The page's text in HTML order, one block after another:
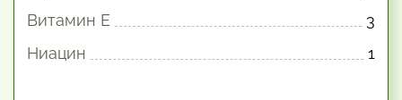
Витамин E
3
Ниацин
1